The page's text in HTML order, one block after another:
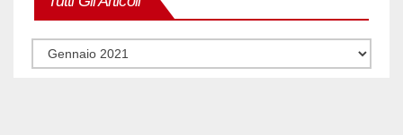
Tutti
articoli